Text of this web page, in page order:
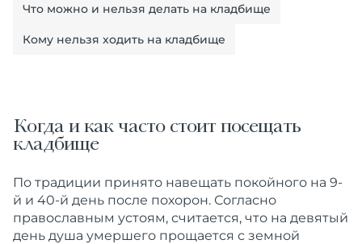
Что можно и нельзя делать на кладбище
Кому нельзя ходить на кладбище
Когда и как часто стоит посещать
кладбище
По традиции принято навещать покойного на 9-
й и 40-й день после похорон. Согласно
православным устоям, считается, что на девятый
день душа умершего прощается с земной